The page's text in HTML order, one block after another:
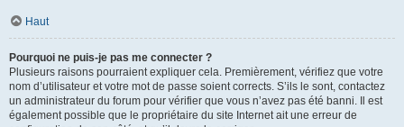
Haut
Pourquoi ne puis-je pas me connecter ?
Plusieurs raisons pourraient expliquer cela. Premièrement, vérifiez que votre
nom d’utilisateur et votre mot de passe soient corrects. S’ils le sont, contactez
un administrateur du forum pour vérifier que vous n’avez pas été banni. Il est
également possible que le propriétaire du site Internet ait une erreur de